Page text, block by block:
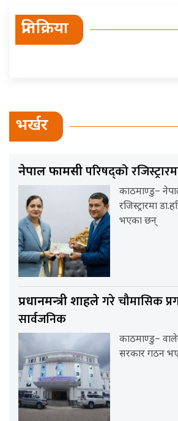
प्रतिक्रिया
भर्खर
नेपाल फार्मेसीपरिषद्को
काठमाण्डु–
रजिस्ट्रारमा
भएका छन्
प्रधानमन्त्री शाहलेगरे चौमासिक
सार्वजनिक
काठमाण्डु–
सरकार गठन